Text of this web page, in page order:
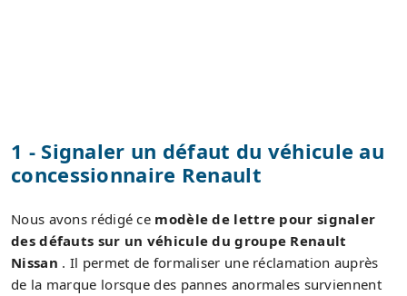
1 - Signaler un défaut du véhicule au
concessionnaire Renault
Nous avons rédigé ce modèle de lettre pour signaler
des défauts sur un véhicule du groupe Renault
Nissan . Il permet de formaliser une réclamation auprès
de la marque lorsque des pannes anormales surviennent